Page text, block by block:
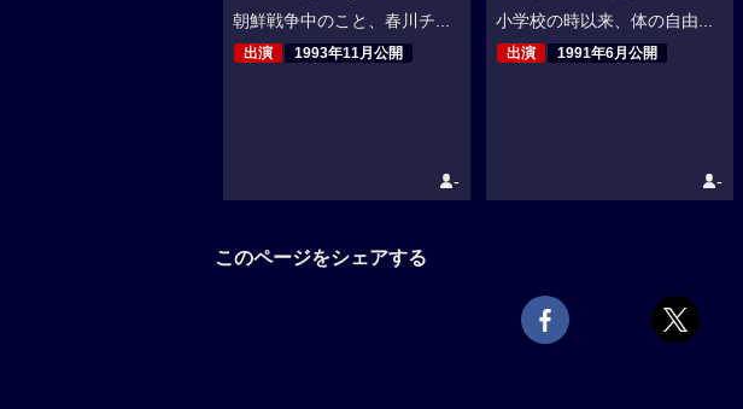
朝鮮戦争中のこと、春川チ...
出演 1993年11月公開
-
小学校の時以来、体の自由...
出演 1991年6月公開
-
このページをシェアする